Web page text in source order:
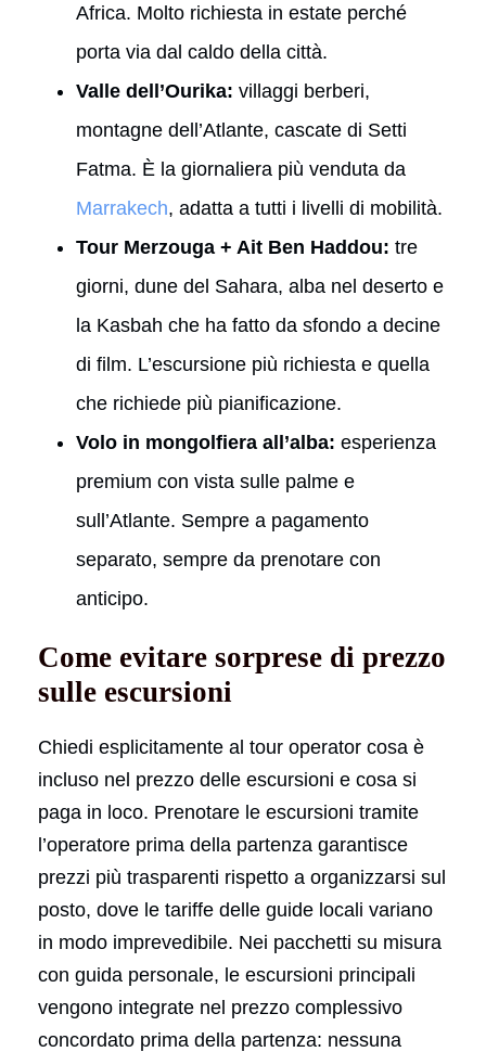
Africa. Molto richiesta in estate perché
porta via dal caldo della città.
Valle dell’Ourika: villaggi berberi,
montagne dell’Atlante, cascate di Setti
Fatma. È la giornaliera più venduta da
Marrakech, adatta a tutti i livelli di mobilità.
Tour Merzouga + Ait Ben Haddou: tre
giorni, dune del Sahara, alba nel deserto e
la Kasbah che ha fatto da sfondo a decine
di film. L’escursione più richiesta e quella
che richiede più pianificazione.
Volo in mongolfiera all’alba: esperienza
premium con vista sulle palme e
sull’Atlante. Sempre a pagamento
separato, sempre da prenotare con
anticipo.
Come evitare sorprese di prezzo
sulle escursioni
Chiedi esplicitamente al tour operator cosa è
incluso nel prezzo delle escursioni e cosa si
paga in loco. Prenotare le escursioni tramite
l’operatore prima della partenza garantisce
prezzi più trasparenti rispetto a organizzarsi sul
posto, dove le tariffe delle guide locali variano
in modo imprevedibile. Nei pacchetti su misura
con guida personale, le escursioni principali
vengono integrate nel prezzo complessivo
concordato prima della partenza: nessuna